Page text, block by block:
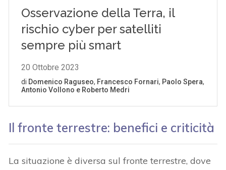
Il fronte terrestre: benefici e criticità
La situazione è diversa sul fronte terrestre, dove